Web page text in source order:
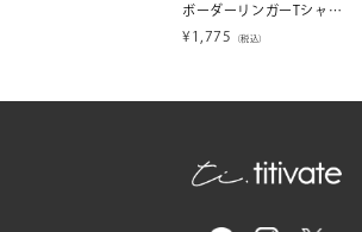
ボーダーリンガーTシャツ【メール便可／60】
¥ 1,775 （税込）